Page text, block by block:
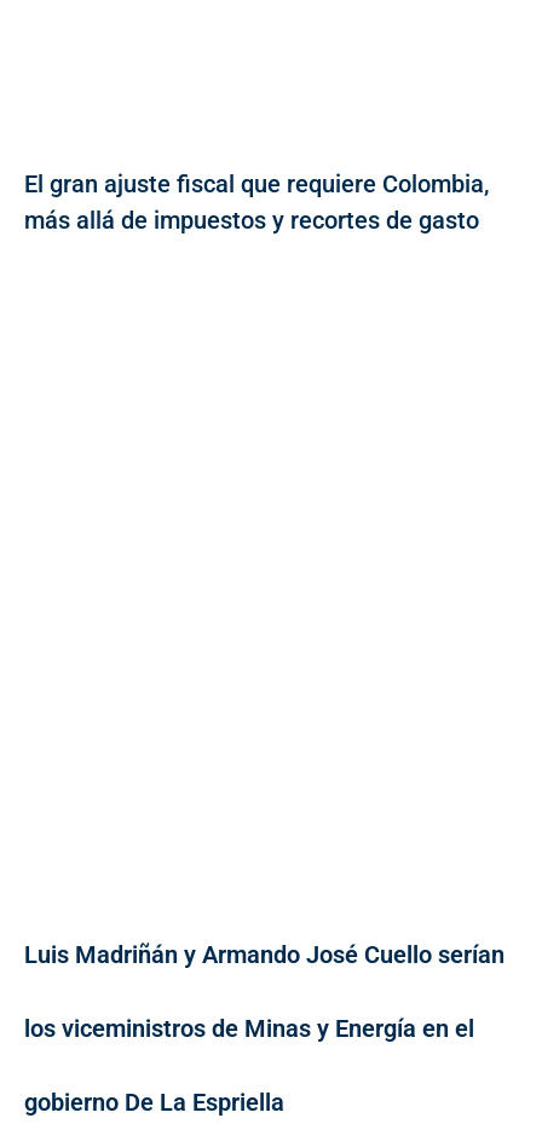
El gran ajuste fiscal que requiere Colombia,
más allá de impuestos y recortes de gasto
Luis Madriñán y Armando José Cuello serían
los viceministros de Minas y Energía en el
gobierno De La Espriella